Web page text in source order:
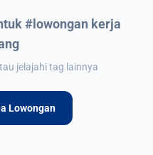
#lowongan kerja
jelajahi tag lainnya
Lowongan